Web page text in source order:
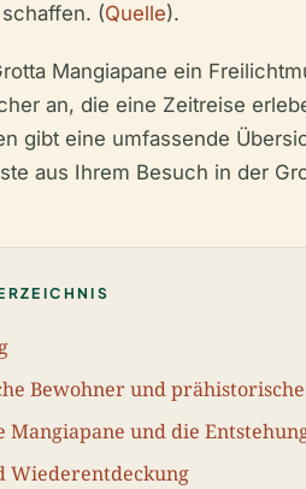
(Quelle).
Mangiapane ein
an, die eine Zeitreise
gibt eine umfassende
aus Ihrem Besuch in der
Bewohner und
Mangiapane und die
Wiederentdeckung